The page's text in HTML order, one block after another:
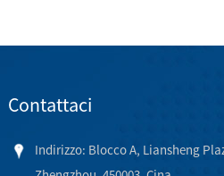
Contattaci
Indirizzo: Blocco A, Liansheng